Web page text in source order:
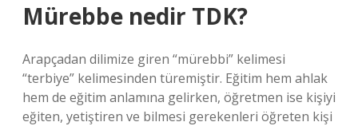
Mürebbe nedir TDK?
Arapçadan dilimize giren “mürebbi” kelimesi
“terbiye” kelimesinden türemiştir. Eğitim hem ahlak
hem de eğitim anlamına gelirken, öğretmen ise kişiyi
eğiten, yetiştiren ve bilmesi gerekenleri öğreten kişi